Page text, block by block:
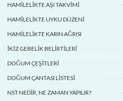
HAMILELIKTE AŞI TAKVIMI
HAMILELIKTE UYKU DÜZENI
HAMILELIKTE KARIN AĞRISI
İKIZ GEBELIK BELIRTILERI
DOĞUM ÇEŞITLERI
DOĞUM ÇANTASI LISTESI
NST NEDIR, NE ZAMAN YAPILIR?